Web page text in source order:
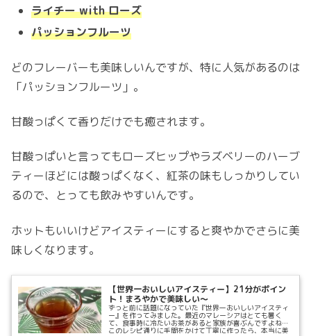
ライチー with ローズ
パッションフルーツ
どのフレーバーも美味しいんですが、特に人気があるのは
「パッションフルーツ」。
甘酸っぱくて香りだけでも癒されます。
甘酸っぱいと言ってもローズヒップやラズベリーのハーブ
ティーほどには酸っぱくなく、紅茶の味もしっかりしてい
るので、とっても飲みやすいんです。
ホットもいいけどアイスティーにすると爽やかでさらに美
味しくなります。
【世界一おいしいアイスティー】21分がポイン
ト！まろやかで美味しい～
ずっと前に話題になっていた『世界一おいしいアイスティ
ー』を作ってみました。最近のマレーシアはとても暑く
て、食事時に冷たいお茶があると家族が喜ぶんですよね。
このレシピ通りに手間をかけて丁寧に作ったら、本当に美